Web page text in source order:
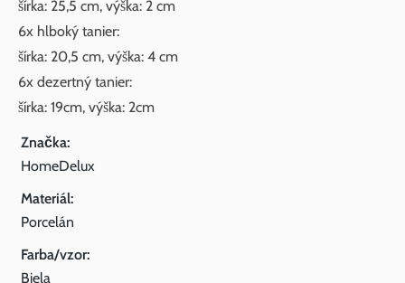
šírka: 25,5 cm, výška: 2 cm
6x hlboký tanier:
šírka: 20,5 cm, výška: 4 cm
6x dezertný tanier:
šírka: 19cm, výška: 2cm
Značka:
HomeDelux
Materiál:
Porcelán
Farba/vzor:
Biela